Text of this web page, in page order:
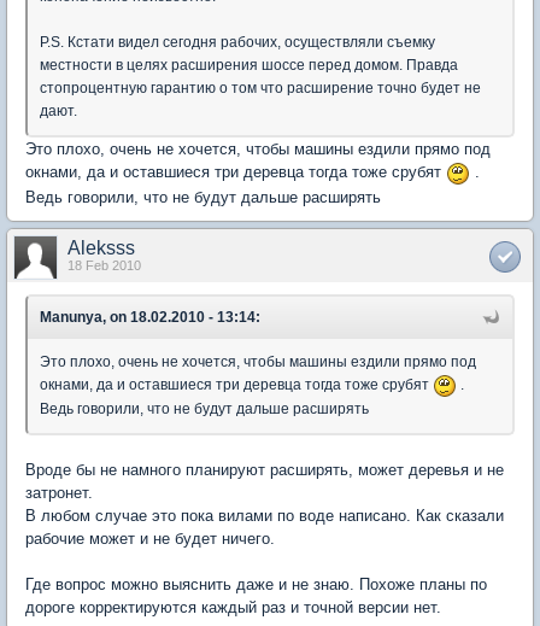
P.S. Кстати видел сегодня рабочих, осуществляли съемку
местности в целях расширения шоссе перед домом. Правда
стопроцентную гарантию о том что расширение точно будет не
дают.
Это плохо, очень не хочется, чтобы машины ездили прямо под
окнами, да и оставшиеся три деревца тогда тоже срубят
Ведь говорили, что не будут дальше расширять
Aleksss
18 Feb 2010
Manunya, on 18.02.2010 - 13:14:
Это плохо, очень не хочется, чтобы машины ездили прямо под
окнами, да и оставшиеся три деревца тогда тоже срубят
Ведь говорили, что не будут дальше расширять
Вроде бы не намного планируют расширять, может деревья и не
затронет.
В любом случае это пока вилами по воде написано. Как сказали
рабочие может и не будет ничего.
Где вопрос можно выяснить даже и не знаю. Похоже планы по
дороге корректируются каждый раз и точной версии нет.